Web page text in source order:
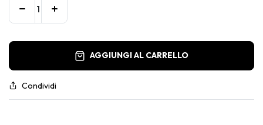
AGGIUNGI AL CARRELLO
Condividi